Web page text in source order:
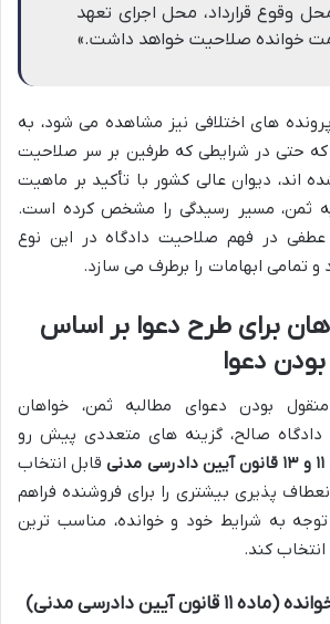
وقوع قرارداد، محل اجرای تعهد
خوانده صلاحیت خواهد داشت.»
های اختلافی نیز مشاهده می شود، به
حتی در شرایطی که طرفین بر سر صلاحیت
اند، دیوان عالی کشور با تأکید بر ماهیت
ثمن، مسیر رسیدگی را مشخص کرده است.
در فهم صلاحیت دادگاه در این نوع
تمامی ابهامات را برطرف می سازد.
برای طرح دعوا بر اساس
دعوا
بودن دعوای مطالبه ثمن، خواهان
صالح، گزینه های متعددی پیش رو
قابل انتخاب
پذیری بیشتری را برای فروشنده فراهم
توجه به شرایط خود و خوانده، مناسب ترین
انتخاب کند.
آیین دادرسی مدنی)